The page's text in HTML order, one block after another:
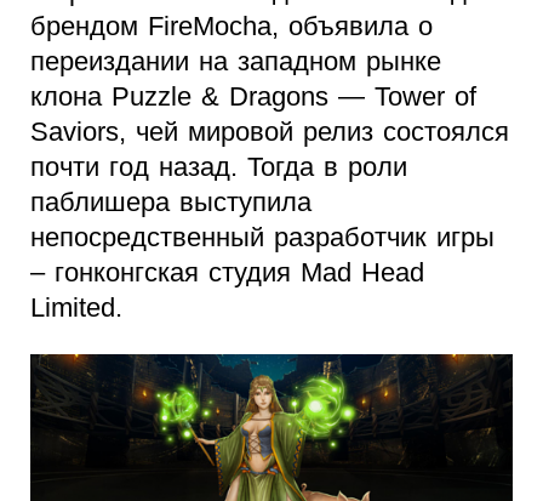
брендом FireMocha, объявила о
переиздании на западном рынке
клона Puzzle & Dragons — Tower of
Saviors, чей мировой релиз состоялся
почти год назад. Тогда в роли
паблишера выступила
непосредственный разработчик игры
– гонконгская студия Mad Head
Limited.